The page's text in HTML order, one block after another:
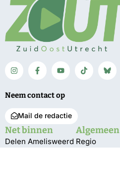
Neem contact op
Mail de redactie
Net binnen
Delen Amelisweerd
Algemeen
Regio